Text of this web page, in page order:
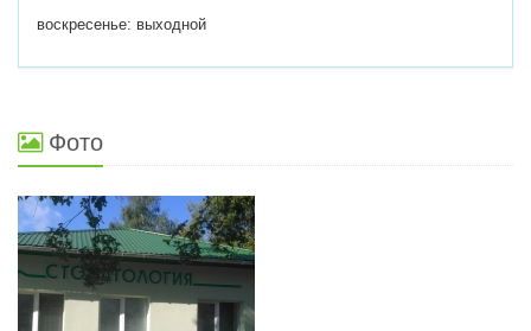
воскресенье: выходной
Фото